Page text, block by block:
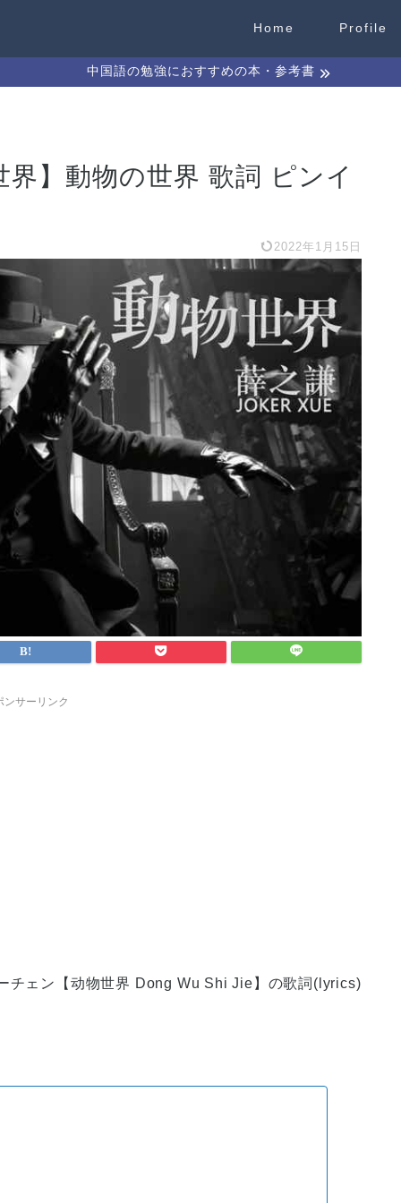
Home Profile
中国語の勉強におすすめの本・参考書
】動物の世界 歌詞 ピンイ
2022年1月15日
ンサーリンク
チェン【动物世界 Dong Wu Shi Jie】の歌詞(lyrics)